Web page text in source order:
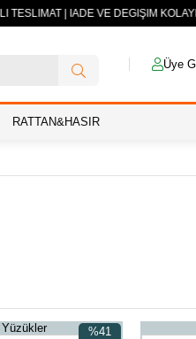
TESLİMAT | İADE VE DEĞİŞİM
Üye
RATTAN&HASIR
%41